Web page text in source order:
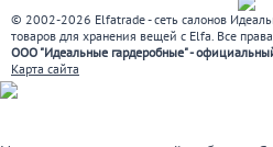
© 2002-2026 Elfatrade - сеть салонов
товаров для хранения вещей с Elfa. Все
ООО "Идеальные гардеробные" -
Карта сайта